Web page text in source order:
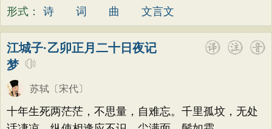
咏史
散文 闺怨 抒情
读书
秋思 哲理 离别
叙事
荷花
题画
饮酒
落花 桃花 写雨 青春
写山
皎然
许浑 罗隐 贯休 韦庄
屈原
王勃
张祜 王建 晏殊
姚合
方干
李峤
张说
张炎 白居易 辛弃疾
李清照
五代
宋代 金朝 元代
形式： 诗 词 曲 文言文
江城子·乙卯正月二十日夜记
梦
苏轼 〔宋代〕
十年生死两茫茫，不思量，自难忘。千里孤坟，无处